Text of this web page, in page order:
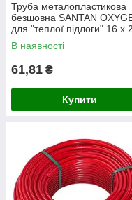
Труба металопластикова
безшовна SANTAN
для "теплої підлоги" 16 х
мм червона
В наявності
61,81 ₴
Купити